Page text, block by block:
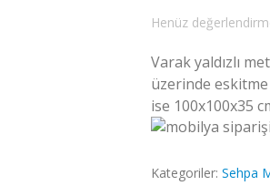
Henüz
Varak yaldızlı
üzerinde eskitme
ise 100x100x35
Kategoriler: Sehpa